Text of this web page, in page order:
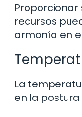
Proporcionar
recursos
armonía en
La
en la